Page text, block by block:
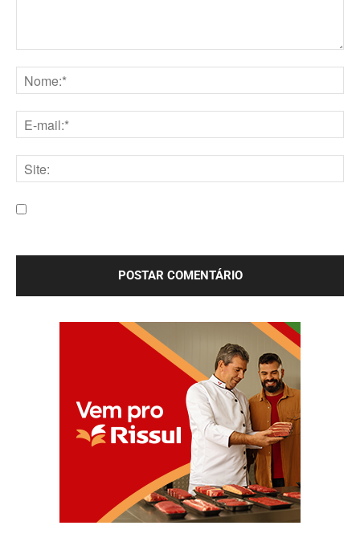
mail:*